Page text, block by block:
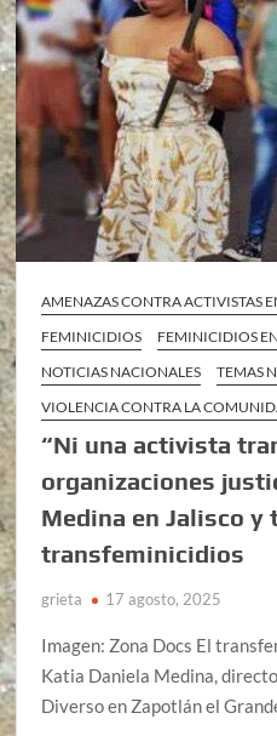
AMENAZAS CONTRA ACTIVISTAS
FEMINICIDIOS
FEMINICIDIOS
NOTICIAS NACIONALES
TEMAS
VIOLENCIA CONTRA LA
“Ni una activista
organizaciones
Medina en Jalisco
transfeminicidios
grieta 17 agosto, 2025
Imagen: Zona Docs El
Katia Daniela Medina,
Diverso en Zapotlán el